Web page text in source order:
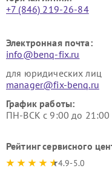
+7 (846) 219-26-84
Электронная почта:
info@benq-fix.ru
для юридических лиц
manager@fix-benq.ru
График работы:
ПН-ВСК с 9:00 до
Рейтинг сервисного
4.9-5.0